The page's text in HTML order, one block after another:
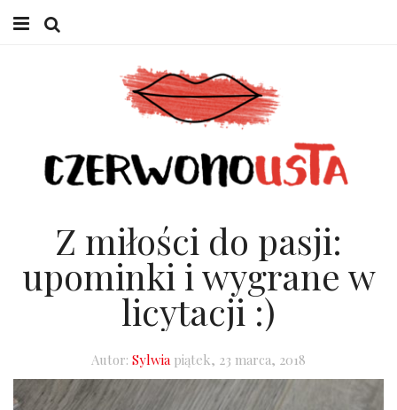
W GABINECIE
O MNIEZ miłości do pasji:
upominki i wygrane w
licytacji :)
Autor: Sylwia piątek, 23 marca, 2018